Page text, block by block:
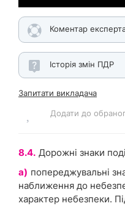
Коментар
Історія змін ПДР
Запитати викладача
Додати до
8.4. Дорожні знаки
а) попереджувальні
наближення до
характер небезпеки.